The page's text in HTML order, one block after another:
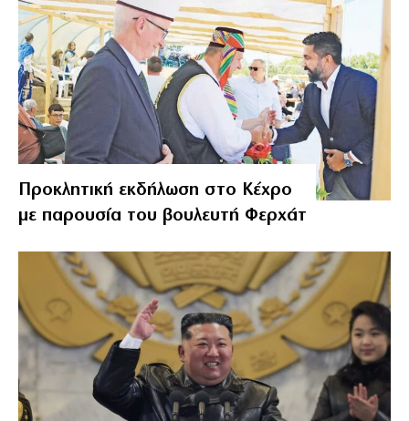
Προκλητική εκδήλωση στο Κέχρο
με παρουσία του βουλευτή Φερχάτ